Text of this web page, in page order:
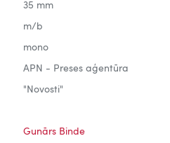
35 mm
m/b
mono
APN - Preses aģentūra
"Novosti"
Gunārs Binde